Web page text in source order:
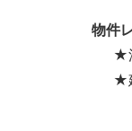
物件
★
★